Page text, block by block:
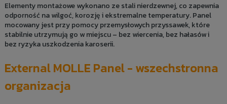
Elementy montażowe wykonano ze stali nierdzewnej, co zapewnia
odporność na wilgoć, korozję i ekstremalne temperatury. Panel
mocowany jest przy pomocy przemysłowych przyssawek, które
stabilnie utrzymują go w miejscu – bez wiercenia, bez hałasów i
bez ryzyka uszkodzenia karoserii.
External MOLLE Panel - wszechstronna
organizacja